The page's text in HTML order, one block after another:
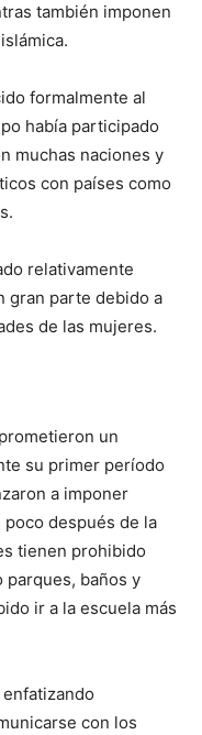
también imponen
formalmente al
había participado
muchas naciones y
con países como
relativamente
gran parte debido a
de las mujeres.
un
su primer período
a imponer
después de la
tienen prohibido
parques, baños y
ir a la escuela más
con los